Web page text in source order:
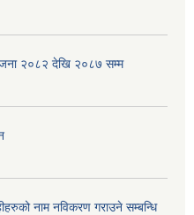
२०८२ देखि २०८७ सम्म
नाम नविकरण गराउने सम्बन्धि